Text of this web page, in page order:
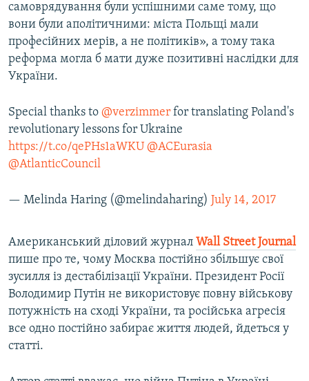
самоврядування були успішними саме тому, що
вони були аполітичними: міста Польщі мали
професійних мерів, а не політиків», а тому така
реформа могла б мати дуже позитивні наслідки для
України.
Special thanks to @verzimmer for translating Poland's
revolutionary lessons for Ukraine
https://t.co/qePHs1aWKU @ACEurasia
@AtlanticCouncil
— Melinda Haring (@melindaharing) July 14, 2017
Американський діловий журнал Wall Street Journal
пише про те, чому Москва постійно збільшує свої
зусилля із дестабілізації України. Президент Росії
Володимир Путін не використовує повну військову
потужність на сході України, та російська агресія
все одно постійно забирає життя людей, йдеться у
статті.